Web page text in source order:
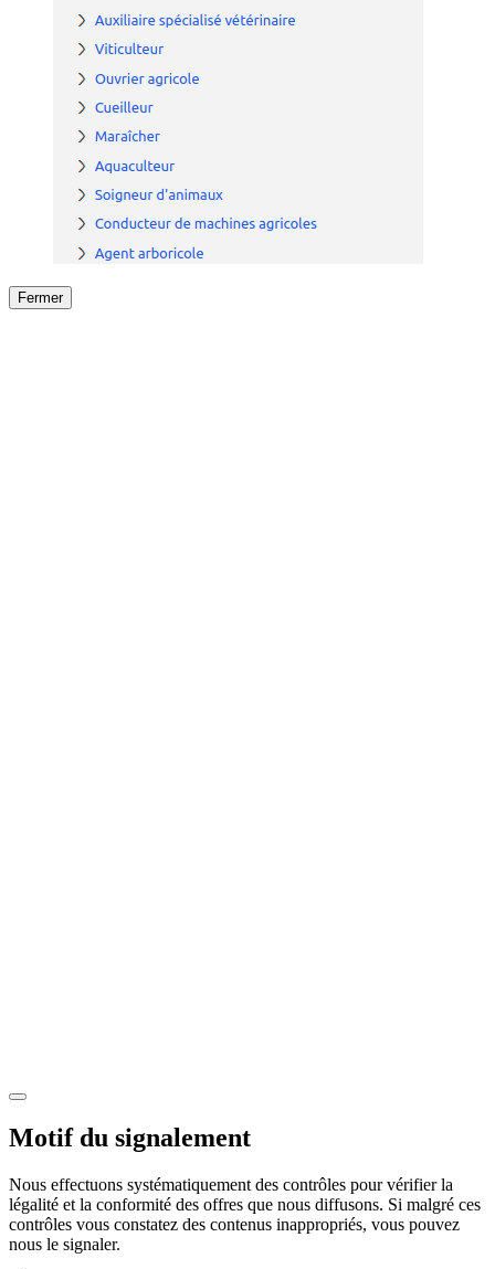
Fermer
Motif du signalement
Nous effectuons systématiquement des contrôles pour vérifier la
légalité et la conformité des offres que nous diffusons. Si malgré ces
contrôles vous constatez des contenus inappropriés, vous pouvez
nous le signaler.